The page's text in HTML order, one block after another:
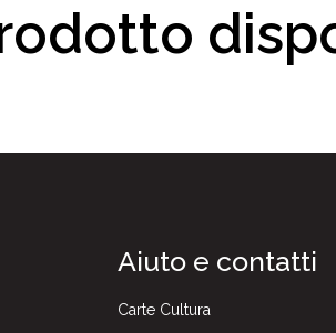
Aiuto e contatti
Carte Cultura